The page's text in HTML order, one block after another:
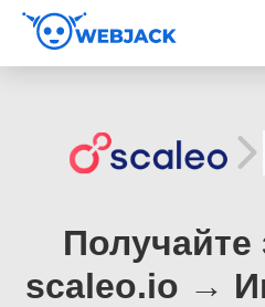
Получайте
scaleo.io →